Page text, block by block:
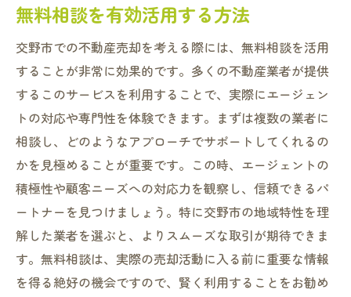
無料相談を有効活用する方法
交野市での不動産売却を考える際には、無料相談を活用
することが非常に効果的です。多くの不動産業者が提供
するこのサービスを利用することで、実際にエージェン
トの対応や専門性を体験できます。まずは複数の業者に
相談し、どのようなアプローチでサポートしてくれるの
かを見極めることが重要です。この時、エージェントの
積極性や顧客ニーズへの対応力を観察し、信頼できるパ
ートナーを見つけましょう。特に交野市の地域特性を理
解した業者を選ぶと、よりスムーズな取引が期待できま
す。無料相談は、実際の売却活動に入る前に重要な情報
を得る絶好の機会ですので、賢く利用することをお勧め